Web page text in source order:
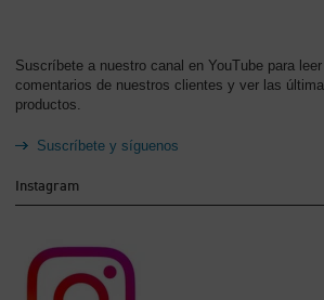
Suscríbete a nuestro canal en YouTube para
comentarios de nuestros clientes y ver las
productos.
Suscríbete y síguenos
Instagram